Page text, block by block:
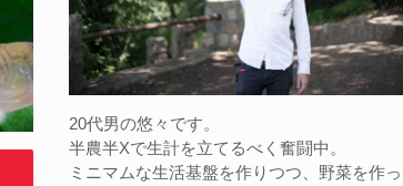
20代男の悠々です。
半農半Xで生計を立てるべく奮闘中。
ミニマムな生活基盤を作りつつ、野菜を作っ